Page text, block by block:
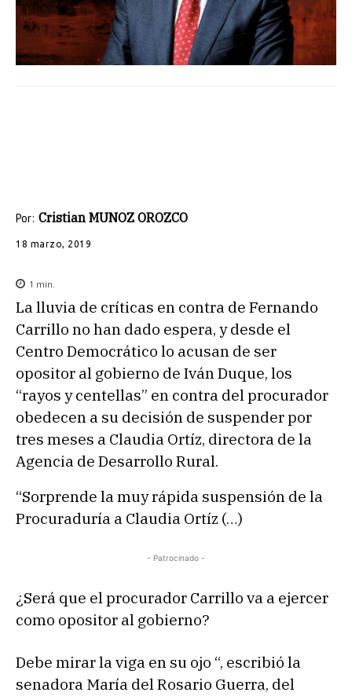
Por: Cristian MUNOZ OROZCO
18 marzo, 2019
1 min.
La lluvia de críticas en contra de Fernando
Carrillo no han dado espera, y desde el
Centro Democrático lo acusan de ser
opositor al gobierno de Iván Duque, los
“rayos y centellas” en contra del procurador
obedecen a su decisión de suspender por
tres meses a Claudia Ortíz, directora de la
Agencia de Desarrollo Rural.
“Sorprende la muy rápida suspensión de la
Procuraduría a Claudia Ortíz (…)
- Patrocinado -
¿Será que el procurador Carrillo va a ejercer
como opositor al gobierno?
Debe mirar la viga en su ojo “, escribió la
senadora María del Rosario Guerra, del